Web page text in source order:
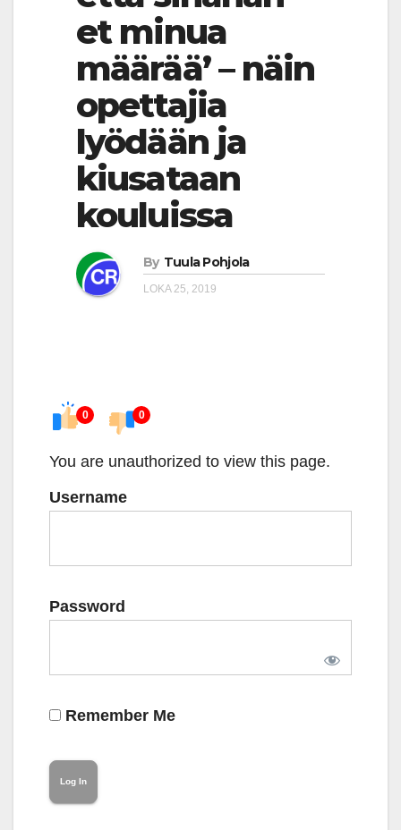
et minua
määrää’ – näin
opettajia
lyödään ja
kiusataan
kouluissa
By Tuula Pohjola
LOKA 25, 2019
0 0
You are unauthorized to view this page.
Username
Password
Remember Me